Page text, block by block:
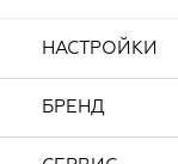
НАСТРОЙКИ
БРЕНД